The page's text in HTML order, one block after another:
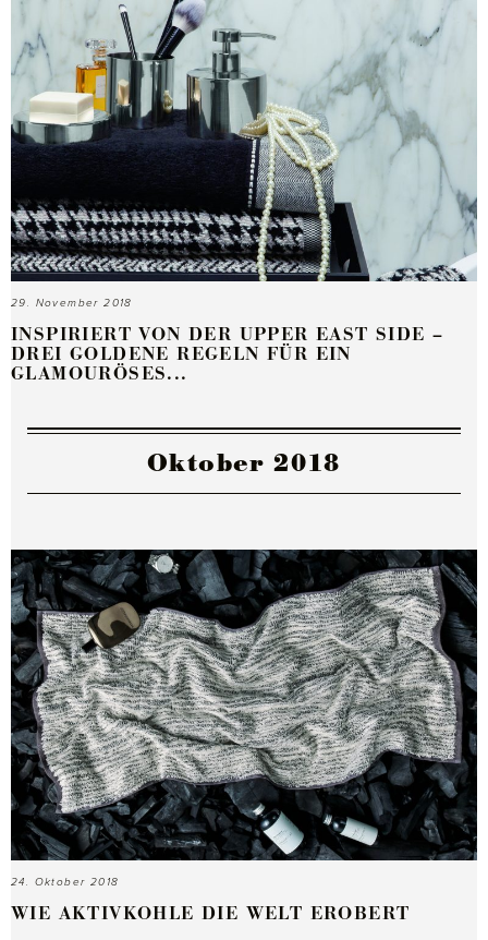
29. November 2018
INSPIRIERT VON DER UPPER EAST SIDE –
DREI GOLDENE REGELN FÜR EIN
GLAMOURÖSES...
Oktober 2018
24. Oktober 2018
WIE AKTIVKOHLE DIE WELT EROBERT